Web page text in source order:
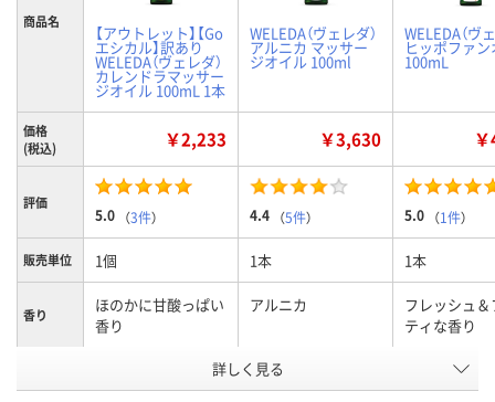
商品名
【アウトレット】【Go
エシカル】訳あり
WELEDA（ヴェレダ）
カレンドラマッサー
ジオイル 100mL 1本
WELEDA（ヴェレダ）
アルニカ マッサー
ジオイル 100ml
WELEDA（ヴ
ヒッポファ
100mL
価格
(税込)
￥2,233 ￥3,630
評価
5.0 （3件） 4.4 （5件） 5.0 （1件）
販売単位 1個 1本 1本
香り
ほのかに甘酸っぱい
香り
アルニカ
フレッシュ
ティな香り
100mL
詳しく見る